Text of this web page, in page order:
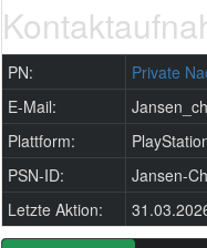
PN:
Private
E-Mail:
Plattform:
PSN-ID:
Jansen-
Letzte Aktion: